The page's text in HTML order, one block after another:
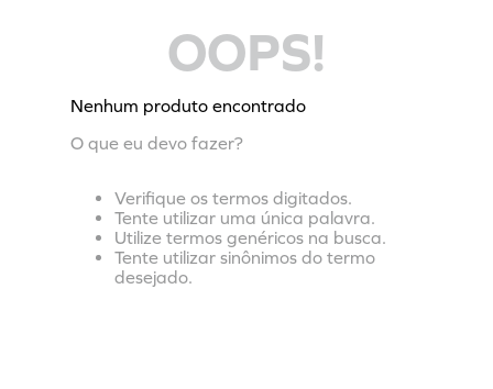
OOPS!
Nenhum produto encontrado
O que eu devo fazer?
Verifique os termos digitados.
Tente utilizar uma única palavra.
Utilize termos genéricos na busca.
Tente utilizar sinônimos do termo
desejado.